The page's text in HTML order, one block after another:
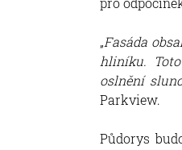
„Fasáda
hliníku.
oslnění
Parkview.
Půdorys